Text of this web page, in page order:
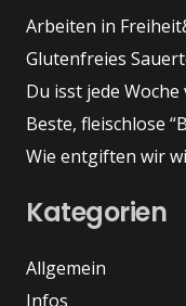
Arbeiten in
Glutenfreies
Du isst jede
Beste, fleischlose
Wie entgiften wir
Kategorien
Allgemein
Infos